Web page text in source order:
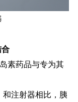
素药品与专为其
和注射器相比，胰